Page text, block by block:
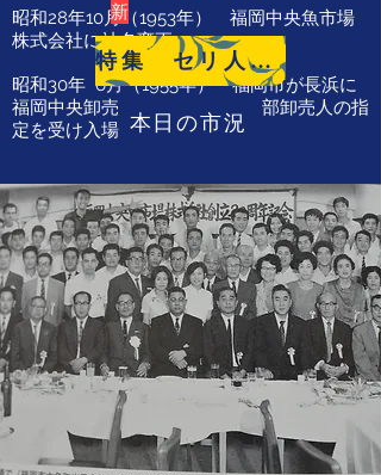
昭和28年10月（1953年） 福岡中央魚市場
株式会社に社名変更
昭和30年 6月（1955年） 福岡市が長浜に
福岡中央卸売市場を開設、鮮魚部卸売人の指
定を受け入場開始
央食品工業株式会社（現株式会社中食）を設
立
昭和48年10月（1973年） 全国中央市場水
産物卸売業者協会に加
入
昭和63年 4月（1988年） 株式会社中央シ
ーフーズを設立
平成 2年11月（1990年） 子会社の株式会
社ベストサプライを設立
新
特集 セリ人紹介
本日の市況